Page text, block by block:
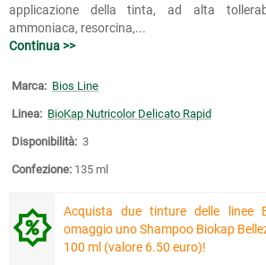
applicazione della tinta, ad alta
ammoniaca, resorcina,...
Continua >>
Marca: Bios Line
Linea: BioKap Nutricolor Delicato Rapid
Disponibilità: 3
Confezione: 135 ml
Acquista due tinture delle linee
omaggio uno Shampoo Biokap
100 ml (valore 6.50 euro)!